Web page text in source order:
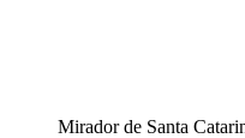
Mirador de Santa